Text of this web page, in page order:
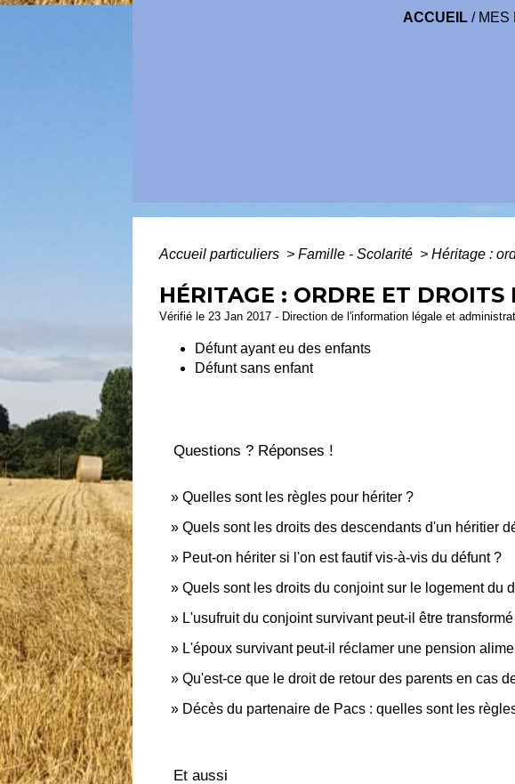
ACCUEIL/ MES
Accueil particuliers > Famille - Scolarité > Héritage :
HÉRITAGE : ORDRE ET DROITS
Vérifié le 23 Jan 2017 - Direction de l'information légale et
Défunt ayant eu des enfants
Défunt sans enfant
Questions ? Réponses !
Quelles sont les règles pour hériter ?
Quels sont les droits des descendants d'un héritier
Peut-on hériter si l'on est fautif vis-à-vis du défunt ?
Quels sont les droits du conjoint sur le logement du
L'usufruit du conjoint survivant peut-il être
L'époux survivant peut-il réclamer une pension
Qu'est-ce que le droit de retour des parents en cas
Décès du partenaire de Pacs : quelles sont les
Et aussi